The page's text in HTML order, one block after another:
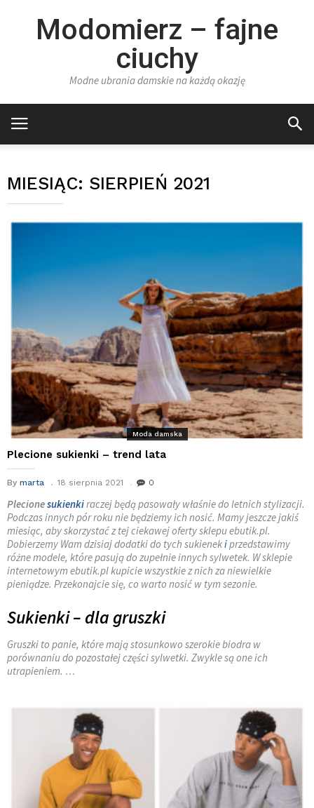
Modomierz – fajne
ciuchy
Modne ubrania damskie na każdą okazję
MIESIĄC: SIERPIEŃ 2021
Moda damska
Plecione sukienki – trend lata
By marta 18 sierpnia 2021 0
Plecionesukienkiraczej będą pasowały właśnie do letnich stylizacji.
Podczas innych pór roku nie będziemy ich nosić. Mamy jeszcze jakiś
miesiąc, aby skorzystać z tej ciekawej oferty sklepu ebutik.pl.
Dobierzemy Wam dzisiaj dodatki do tych sukienekiprzedstawimy
różne modele, które pasują do zupełnie innych sylwetek. W sklepie
internetowym ebutik.pl kupicie wszystkie z nich za niewielkie
pieniądze. Przekonajcie się, co warto nosić w tym sezonie.
Sukienki – dla gruszki
Gruszki to panie, które mają stosunkowo szerokie biodra w
porównaniu do pozostałej części sylwetki. Zwykle są one ich
utrapieniem. …